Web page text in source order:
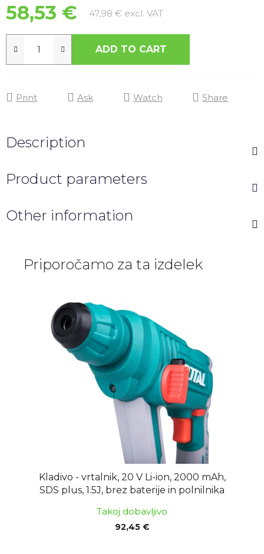
58,53 € 47,98 € excl. VATMeasure price:
ADD TO CART
Print Ask Watch Share
Description
Product parameters
Other information
Priporočamo za ta izdelek
Kladivo - vrtalnik, 20 V Li-ion, 2000 mAh,
SDS plus, 1.5J, brez baterije in polnilnika
Takoj dobavljivo
92,45 €